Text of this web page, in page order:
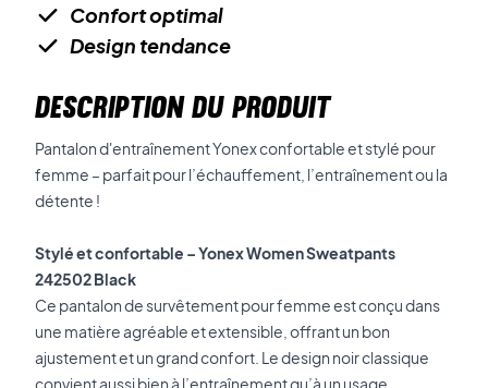
Confort optimal
Design tendance
DESCRIPTION DU PRODUIT
Pantalon d'entraînement Yonex confortable et stylé pour
femme – parfait pour l’échauffement, l’entraînement ou la
détente !
Stylé et confortable – Yonex Women Sweatpants
242502 Black
Ce pantalon de survêtement pour femme est conçu dans
une matière agréable et extensible, offrant un bon
ajustement et un grand confort. Le design noir classique
convient aussi bien à l’entraînement qu’à un usage